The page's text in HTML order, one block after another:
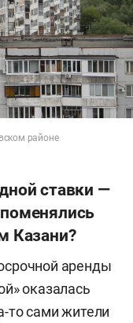
районе
ставки —
Казани?
аренды
оказалась
то сами жители